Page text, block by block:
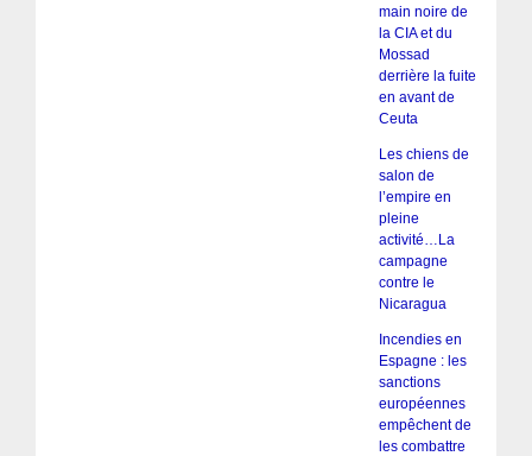
main noire de
la CIA et du
Mossad
derrière la fuite
en avant de
Ceuta
Les chiens de
salon de
l’empire en
pleine
activité…La
campagne
contre le
Nicaragua
Incendies en
Espagne : les
sanctions
européennes
empêchent de
les combattre